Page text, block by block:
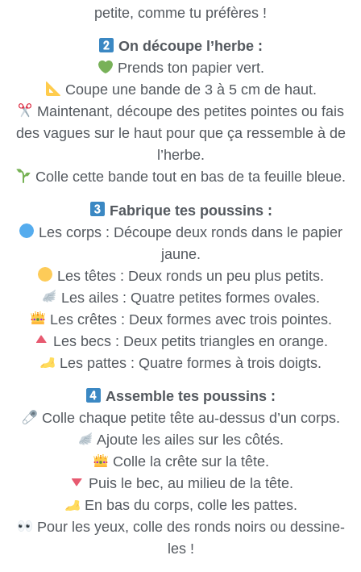
petite, comme tu préfères !
On découpe l’herbe :
Prends ton papier vert.
Coupe une bande de 3 à 5 cm de haut.
Maintenant, découpe des petites pointes ou fais
des vagues sur le haut pour que ça ressemble à de
l’herbe.
Colle cette bande tout en bas de ta feuille bleue.
Fabrique tes poussins :
Les corps : Découpe deux ronds dans le papier
jaune.
Les têtes : Deux ronds un peu plus petits.
Les ailes : Quatre petites formes ovales.
Les crêtes : Deux formes avec trois pointes.
Les becs : Deux petits triangles en orange.
Les pattes : Quatre formes à trois doigts.
Assemble tes poussins :
Colle chaque petite tête au-dessus d’un corps.
Ajoute les ailes sur les côtés.
Colle la crête sur la tête.
Puis le bec, au milieu de la tête.
En bas du corps, colle les pattes.
Pour les yeux, colle des ronds noirs ou dessine-
les !